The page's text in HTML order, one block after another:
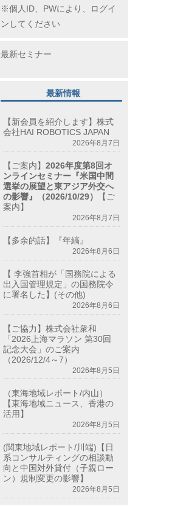
※個人ID、PWにより、ログイ
ンしてください
最新セミナー
最新情報
【新会員を紹介します】株式
会社HAI ROBOTICS JAPAN
2026年8月7日
【ご案内】2026年度第8回オ
ンラインセミナー『米国中間
選挙の展望と東アジア外交へ
の影響』（2026/10/29）
【ご
案内】
2026年8月7日
【多余的話】『年縞』
2026年8月6日
【 李強首相が「国務院による
出入国管理規定」の国務院令
に署名した】(その他)
2026年8月6日
【ご協力】株式会社衆和
「2026上海マラソン 第30回
記念大会」のご案内
（2026/12/4～7）
2026年8月5日
（東海地域レポート/内山）
【東海地域ニュース、香港の
活用】
2026年8月5日
(関東地域レポート/川端)【日
系コンサルティングの相談動
向と中国対外貸付（子親ロー
ン）規制変更の影響】
2026年8月5日